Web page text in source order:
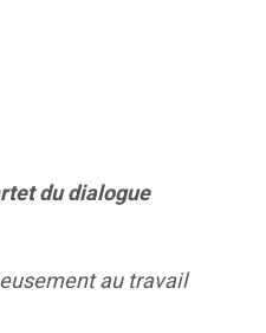
du dialogue
au travail